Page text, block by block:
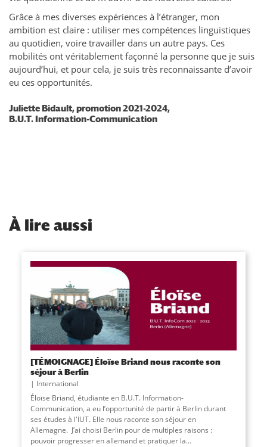
Grâce à mes diverses expériences à l’étranger, mon
ambition est claire : utiliser mes compétences linguistiques
au quotidien, voire travailler dans un autre pays. Ces
mobilités ont véritablement façonné la personne que je suis
aujourd’hui, et pour cela, je suis très reconnaissante d’avoir
eu ces opportunités.
Juliette Bidault, promotion 2021-2024,
B.U.T. Information-Communication
À lire aussi
[TÉMOIGNAGE] Éloïse Briand nous raconte son
séjour à Berlin
International
Éloïse Briand, étudiante en B.U.T. Information-
Communication, a eu l’opportunité de partir à Berlin durant
ses études à l'IUT. Elle nous raconte son séjour en
Allemagne. J’ai choisi Berlin pour de multiples raisons :
pouvoir progresser en allemand et pratiquer la...